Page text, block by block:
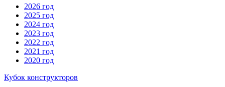
2026 год
2025 год
2024 год
2023 год
2022 год
2021 год
2020 год
Кубок конструкторов